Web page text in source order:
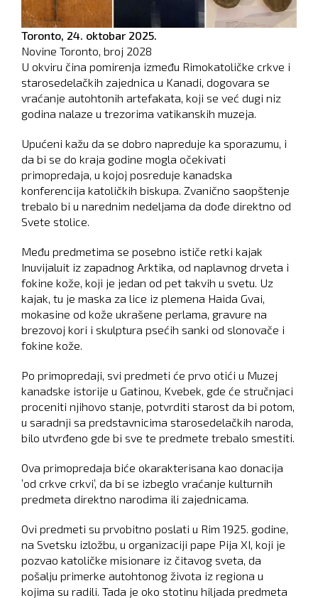
Toronto, 24. oktobar 2025.
Novine Toronto, broj 2028
U okviru čina pomirenja između Rimokatoličke crkve i
starosedelačkih zajednica u Kanadi, dogovara se
vraćanje autohtonih artefakata, koji se već dugi niz
godina nalaze u trezorima vatikanskih muzeja.
Upućeni kažu da se dobro napreduje ka sporazumu, i
da bi se do kraja godine mogla očekivati
primopredaja, u kojoj posreduje kanadska
konferencija katoličkih biskupa. Zvanično saopštenje
trebalo bi u narednim nedeljama da dođe direktno od
Svete stolice.
Među predmetima se posebno ističe retki kajak
Inuvijaluit iz zapadnog Arktika, od naplavnog drveta i
fokine kože, koji je jedan od pet takvih u svetu. Uz
kajak, tu je maska za lice iz plemena Haida Gvai,
mokasine od kože ukrašene perlama, gravure na
brezovoj kori i skulptura psećih sanki od slonovače i
fokine kože.
Po primopredaji, svi predmeti će prvo otići u Muzej
kanadske istorije u Gatinou, Kvebek, gde će stručnjaci
proceniti njihovo stanje, potvrditi starost da bi potom,
u saradnji sa predstavnicima starosedelačkih naroda,
bilo utvrđeno gde bi sve te predmete trebalo smestiti.
Ova primopredaja biće okarakterisana kao donacija
’od crkve crkvi’, da bi se izbeglo vraćanje kulturnih
predmeta direktno narodima ili zajednicama.
Ovi predmeti su prvobitno poslati u Rim 1925. godine,
na Svetsku izložbu, u organizaciji pape Pija XI, koji je
pozvao katoličke misionare iz čitavog sveta, da
pošalju primerke autohtonog života iz regiona u
kojima su radili. Tada je oko stotinu hiljada predmeta